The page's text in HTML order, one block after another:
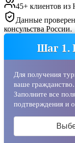
45+ клиентов из
Данные
консульства России.
Шаг 1.
Для получения
ваше
Заполните все
подтверждения и